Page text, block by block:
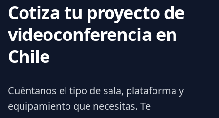
Cotiza tu proyecto de
videoconferencia en
Chile
Cuéntanos el tipo de sala, plataforma y
equipamiento que necesitas. Te